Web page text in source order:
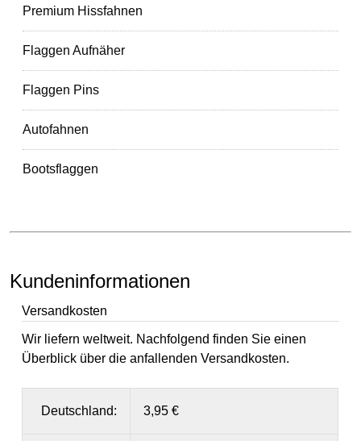
Premium Hissfahnen
Flaggen Aufnäher
Flaggen Pins
Autofahnen
Bootsflaggen
Kundeninformationen
Versandkosten
Wir liefern weltweit. Nachfolgend finden Sie einen
Überblick über die anfallenden Versandkosten.
Deutschland: 3,95 €